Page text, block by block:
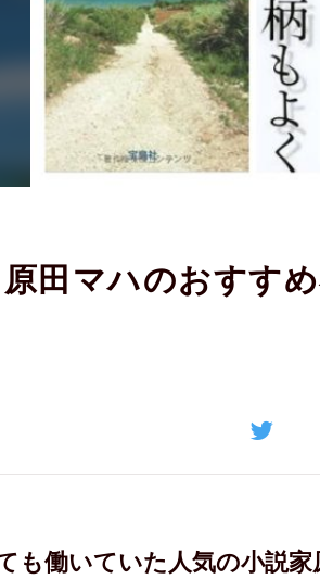
原田マハのおすす
も働いていた人気の小説